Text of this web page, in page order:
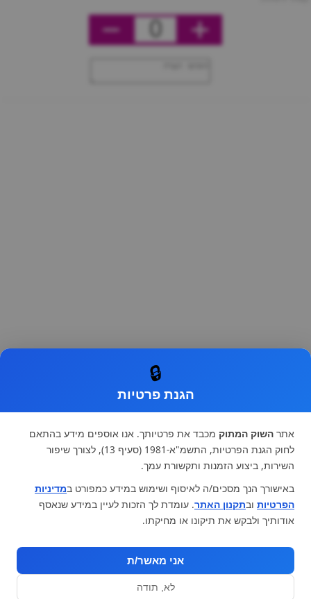
0
🔒
הגנת פרטיות
אתר השוק המתוק מכבד את פרטיותך. אנו אוספים מידע בהתאם
לחוק הגנת הפרטיות, התשמ"א-1981 (סעיף 13), לצורך שיפור
השירות, ביצוע הזמנות ותקשורת עמך.
באישורך הנך מסכים/ה לאיסוף ושימוש במידע כמפורט במדיניות
הפרטיות ובתקנון האתר. עומדת לך הזכות לעיין במידע שנאסף
אודותיך ולבקש את תיקונו או מחיקתו.
אני מאשר/ת
לא, תודה